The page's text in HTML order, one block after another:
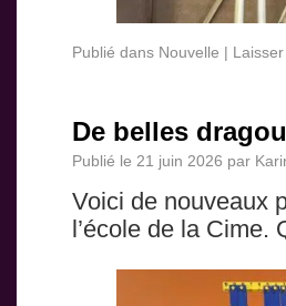
Publié dans Nouvelle |
De belles
Publié le 21 juin 2026 par
Voici de nouveaux
l’école de la Cime.